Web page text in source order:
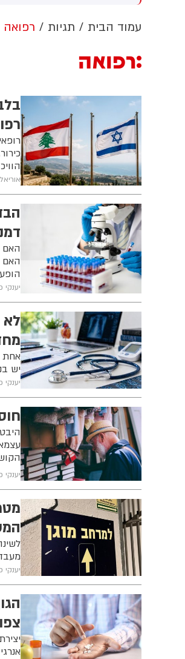
פקיסטן שהבאז שריף
עמוד הבית תגיות רפואה
רפואה
האם
האם
יענקי
לא
אחת
יש בני 85 שמתפקדים היטב, עצמאיים ומסוגלים לעבור
יענקי
יענקי
יענקי